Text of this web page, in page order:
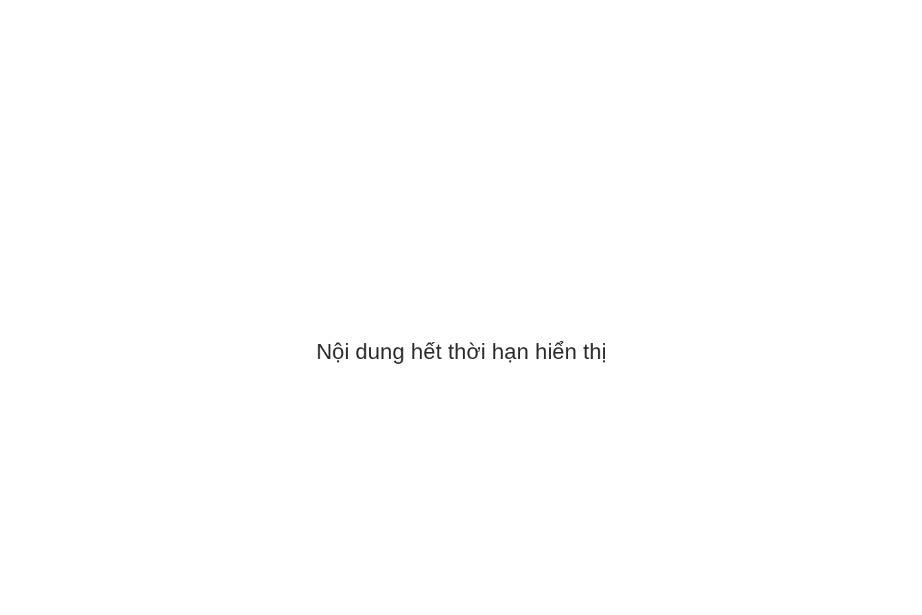
Nội dung hết thời hạn hiển thị